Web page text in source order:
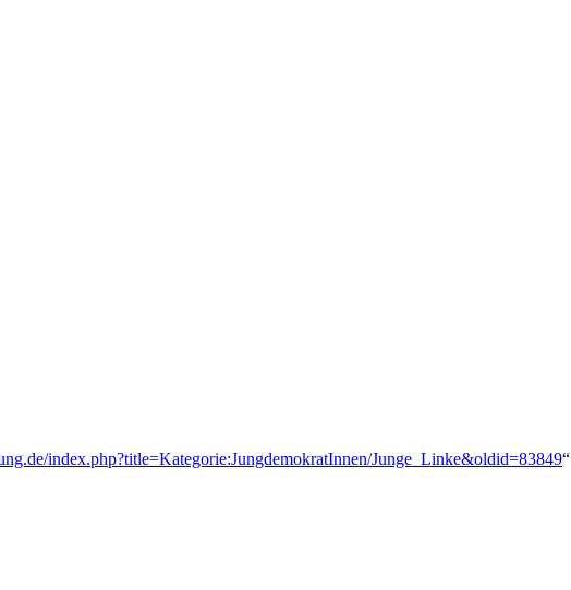
index.php?title=Kategorie:JungdemokratInnen/Junge_Linke&oldid=83849“